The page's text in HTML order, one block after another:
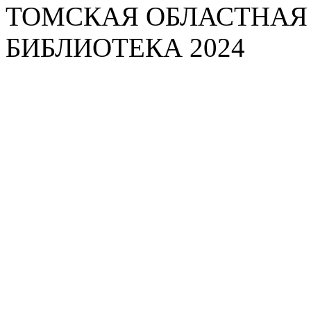
ТОМСКАЯ
БИБЛИОТЕКА 2024